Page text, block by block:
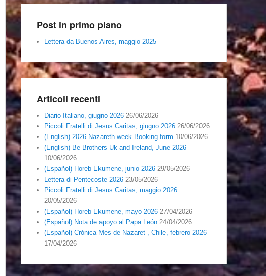
Post in primo piano
Lettera da Buenos Aires, maggio 2025
Articoli recenti
Diario Italiano, giugno 2026 26/06/2026
Piccoli Fratelli di Jesus Caritas, giugno 2026 26/06/2026
(English) 2026 Nazareth week Booking form 10/06/2026
(English) Be Brothers Uk and Ireland, June 2026
10/06/2026
(Español) Horeb Ekumene, junio 2026 29/05/2026
Lettera di Pentecoste 2026 23/05/2026
Piccoli Fratelli di Jesus Caritas, maggio 2026
20/05/2026
(Español) Horeb Ekumene, mayo 2026 27/04/2026
(Español) Nota de apoyo al Papa León 24/04/2026
(Español) Crónica Mes de Nazaret , Chile, febrero 2026
17/04/2026